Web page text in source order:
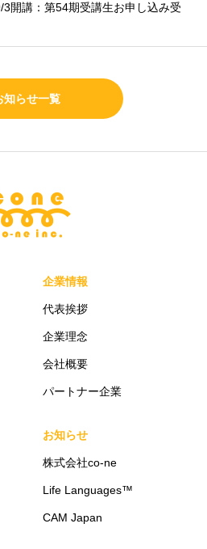
3開講：第54期受講生お申し込み受
知らせ一覧
企業情報
代表挨拶
企業理念
会社概要
パートナー企業
お知らせ
株式会社co-ne
Life Languages™
CAM Japan